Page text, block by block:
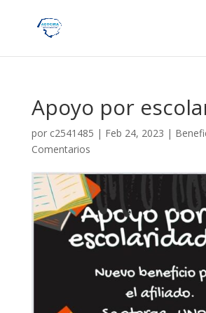
Apoyo por
por c2541485 | Feb 24, 2023 |
Comentarios